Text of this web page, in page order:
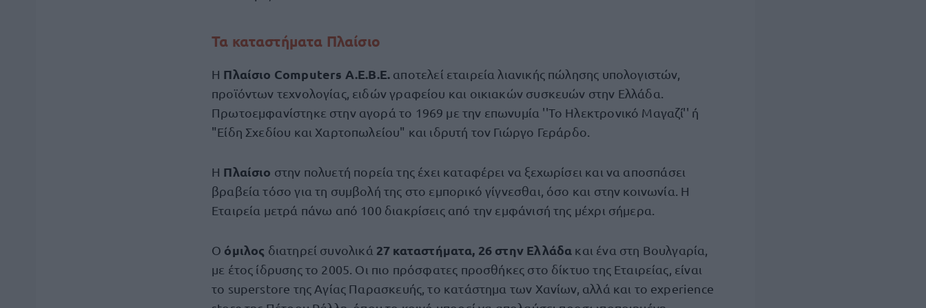
Τα καταστήματα Πλαίσιο
Η Πλαίσιο Computers A.E.B.E. αποτελεί εταιρεία λιανικής πώλησης υπολογιστών,
προϊόντων τεχνολογίας, ειδών γραφείου και οικιακών συσκευών στην Ελλάδα.
Πρωτοεμφανίστηκε στην αγορά το 1969 με την επωνυμία ''Το Ηλεκτρονικό Μαγαζί'' ή
"Είδη Σχεδίου και Χαρτοπωλείου" και ιδρυτή τον Γιώργο Γεράρδο.
Η Πλαίσιο στην πολυετή πορεία της έχει καταφέρει να ξεχωρίσει και να αποσπάσει
βραβεία τόσο για τη συμβολή της στο εμπορικό γίγνεσθαι, όσο και στην κοινωνία. Η
Εταιρεία μετρά πάνω από 100 διακρίσεις από την εμφάνισή της μέχρι σήμερα.
Ο όμιλος διατηρεί συνολικά 27 καταστήματα, 26 στην Ελλάδα και ένα στη Βουλγαρία,
με έτος ίδρυσης το 2005. Οι πιο πρόσφατες προσθήκες στο δίκτυο της Εταιρείας, είναι
το superstore της Αγίας Παρασκευής, το κατάστημα των Χανίων, αλλά και το experience